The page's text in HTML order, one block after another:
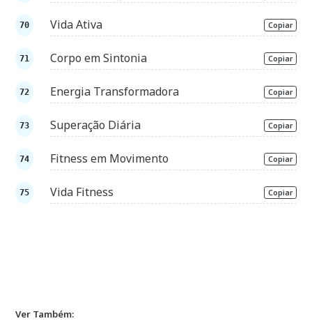
Vida Ativa Copiar
Corpo em Sintonia Copiar
Energia Transformadora Copiar
Superação Diária Copiar
Fitness em Movimento Copiar
Vida Fitness Copiar
Ver Também: